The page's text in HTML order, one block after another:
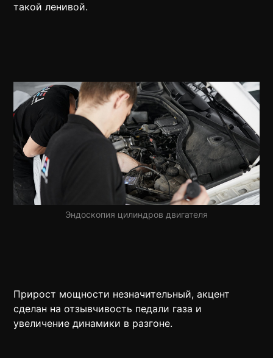
такой ленивой.
Эндоскопия цилиндров двигателя
Прирост мощности незначительный, акцент
сделан на отзывчивость педали газа и
увеличение динамики в разгоне.